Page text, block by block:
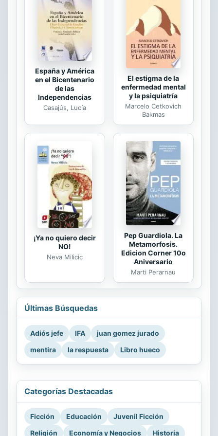
historical work. Forgotten Books
uses state-of-the-art technology to
digitally reconstruct the work,
preserving the original format whilst
repairing imperfections...
España y América
en el Bicentenario
de las
Independencias
Casajús, Lucía
El estigma de la
enfermedad mental
y la psiquiatría
Marcelo Cetkovich
Bakmas
¡Ya no quiero decir
NO!
Neva Milicic
Pep Guardiola. La
Metamorfosis.
Edicion Corner 10o
Aniversario
Marti Perarnau
Últimas Búsquedas
Adiós jefe IFA
juan gomez jurado
mentira
la respuesta Libro hueco
Categorías Destacadas
Ficción Educación
Juvenil Ficción
Religión
Economía y Negocios Historia